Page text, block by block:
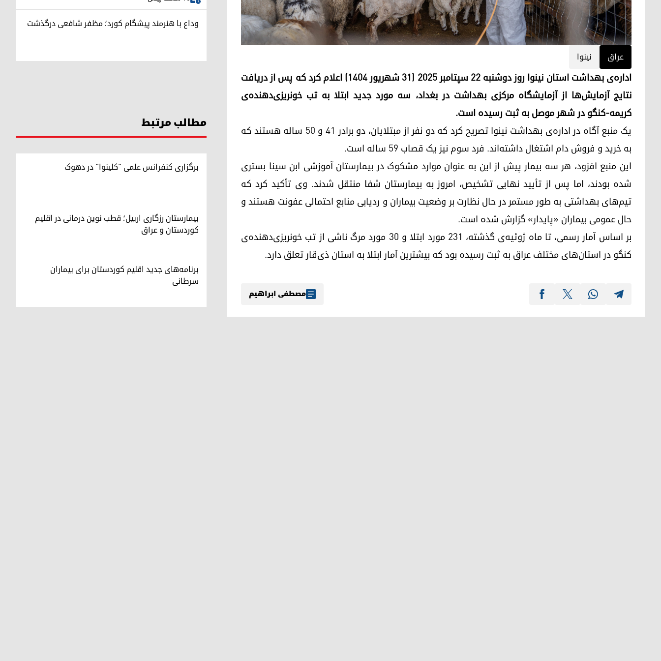
عراق نینوا
اداره‌ی بهداشت استان نینوا روز دوشنبه ۲۲ سپتامبر ۲۰۲۵ (۳۱ شهریور ۱۴۰۴) اعلام کرد که پس از دریافت
نتایج آزمایش‌ها از آزمایشگاه مرکزی بهداشت در بغداد، سه مورد جدید ابتلا به تب خونریزی‌دهنده‌ی
کریمه-کنگو در شهر موصل به ثبت رسیده است.
یک منبع آگاه در اداره‌ی بهداشت نینوا تصریح کرد که دو نفر از مبتلایان، دو برادر ۴۱ و ۵۰ ساله هستند که
به خرید و فروش دام اشتغال داشته‌اند. فرد سوم نیز یک قصاب ۵۹ ساله است.
این منبع افزود، هر سه بیمار پیش از این به عنوان موارد مشکوک در بیمارستان آموزشی ابن سینا بستری
شده بودند، اما پس از تأیید نهایی تشخیص، امروز به بیمارستان شفا منتقل شدند. وی تأکید کرد که
تیم‌های بهداشتی به طور مستمر در حال نظارت بر وضعیت بیماران و ردیابی منابع احتمالی عفونت هستند و
حال عمومی بیماران «پایدار» گزارش شده است.
بر اساس آمار رسمی، تا ماه ژوئیه‌ی گذشته، ۲۳۱ مورد ابتلا و ۳۰ مورد مرگ ناشی از تب خونریزی‌دهنده‌ی
کنگو در استان‌های مختلف عراق به ثبت رسیده بود که بیشترین آمار ابتلا به استان ذی‌قار تعلق دارد.
مصطفی ابراهیم
وداع با هنرمند پیشگام کورد؛ مظفر شافعی درگذشت
مطالب مرتبط
برگزاری کنفرانس علمی "کلینوا" در دهوک
بیمارستان رزگاری اربیل؛ قطب نوین درمانی در اقلیم
کوردستان و عراق
برنامه‌های جدید اقلیم کوردستان برای بیماران
سرطانی